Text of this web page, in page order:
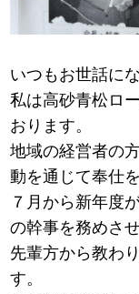
いつもお世話に
私は高砂青松ロ
おります。
地域の経営者の
動を通じて奉仕
７月から新年度
の幹事を務めさ
先輩方から教わ
す。